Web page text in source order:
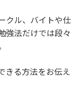
クル、バイトや仕
強法だけでは段々
きる方法をお伝え